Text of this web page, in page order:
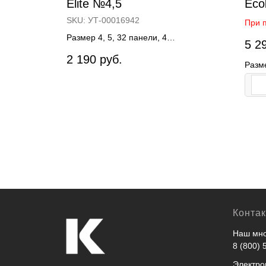
Elite №4,5
SKU: УТ-00016942
Размер 4, 5, 32 панели, 4
полиуретан, ручная сшивка
2 190 руб.
При
и
5
Наш
8 (800)